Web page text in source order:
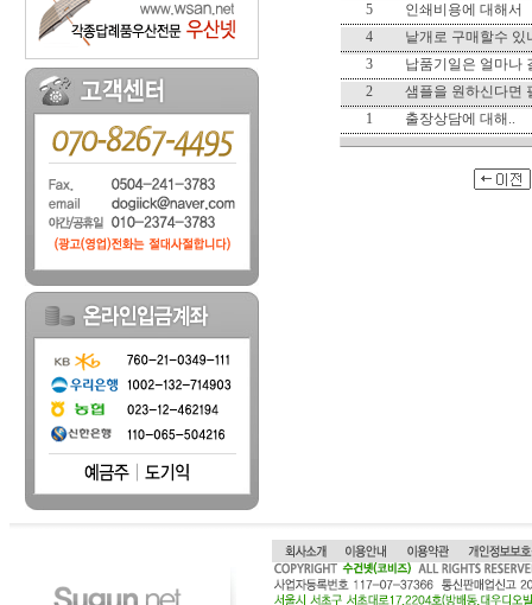
5
인쇄비용에 대해서
4
낱개로 구매할수 있
3
납품기일은 얼마나
2
샘플을 원하신다면
1
출장상담에 대해..